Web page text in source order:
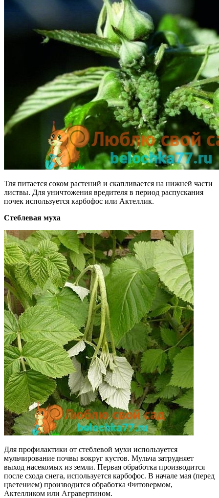
Тля питается соком растений и скапливается на нижней части
листвы. Для уничтожения вредителя в период распускания
почек используется карбофос или Актеллик.
Стеблевая муха
Для профилактики от стеблевой мухи используется
мульчирование почвы вокруг кустов. Мульча затрудняет
выход насекомых из земли. Первая обработка производится
после схода снега, используется карбофос. В начале мая (перед
цветением) производится обработка Фитовермом,
Актелликом или Агравертином.